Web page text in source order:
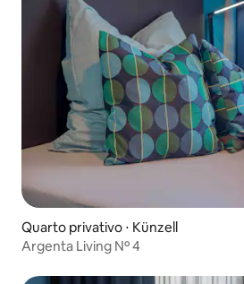
Quarto privativo ⋅ Künzell
Argenta Living Nº 4